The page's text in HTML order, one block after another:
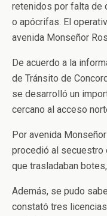
retenidos por falta de
o apócrifas. El
avenida Monseñor
De acuerdo a la
de Tránsito de
se desarrolló un
cercano al acceso
Por avenida
procedió al secuestro
que trasladaban
Además, se pudo
constató tres